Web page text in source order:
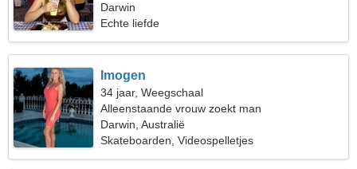
Darwin
Echte liefde
Imogen
34 jaar, Weegschaal
Alleenstaande vrouw zoekt man
Darwin, Australië
Skateboarden, Videospelletjes